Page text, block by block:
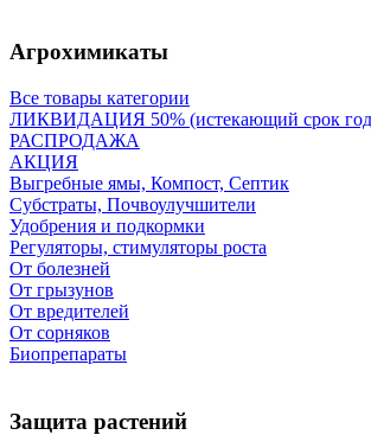
Агрохимикаты
Все товары категории
ЛИКВИДАЦИЯ 50% (истекающий срок
РАСПРОДАЖА
АКЦИЯ
Выгребные ямы, Компост, Септик
Субстраты, Почвоулучшители
Удобрения и подкормки
Регуляторы, стимуляторы роста
От болезней
От грызунов
От вредителей
От сорняков
Биопрепараты
Защита растений